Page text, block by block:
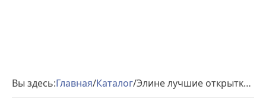
Вы здесь:Главная/Каталог/ Элине лучшие открытки именины